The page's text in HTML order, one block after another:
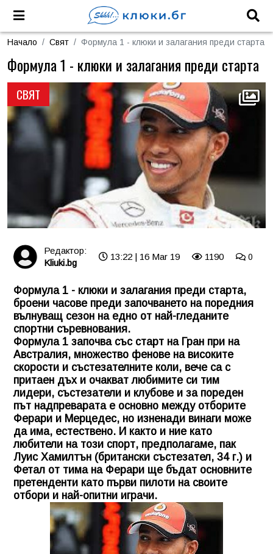
Начало Свят Формула 1 - клюки и залагания преди старта
СВЯТ
Формула 1 - клюки и залагания преди старта
Редактор:
Kliuki.bg
13:22 | 16 Mar 19 1190 0
Формула 1 - клюки и залагания преди старта,
броени часове преди започването на поредния
вълнуващ сезон на едно от най-гледаните
спортни съревнования.
Формула 1 започва със старт на Гран при на
Австралия, множество фенове на високите
скорости и състезателните коли, вече са с
притаен дъх и очакват любимите си тим
лидери, състезатели и клубове и за пореден
път надпреварата е основно между отборите
Ферари и Мерцедес, но изненади винаги може
да има, естествено. И както и ние като
любители на този спорт, предполагаме, пак
Луис Хамилтън (британски състезател, 34 г.) и
Фетал от тима на Ферари ще бъдат основните
претенденти като първи пилоти на своите
отбори и най-опитни играчи.